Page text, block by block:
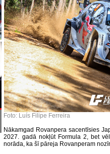
Foto: Luís Filipe Ferreira
Nākamgad Rovanpera sacentīsies
2027. gadā nokļūt Formula 2, bet
norāda, ka šī pāreja Rovanperam